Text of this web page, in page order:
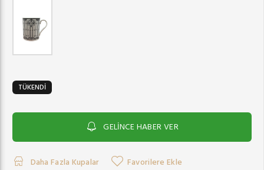
TÜKENDİ
GELİNCE HABER VER
Daha Fazla Kupalar Favorilere Ekle